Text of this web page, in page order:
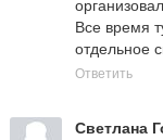
Все время
отдельное
Ответить
Светлана